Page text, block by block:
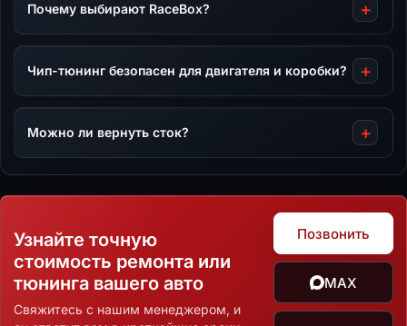
Почему выбирают RaceBox?
Чип-тюнинг безопасен для двигателя и коробки?
Можно ли вернуть сток?
Узнайте точную
стоимость ремонта или
тюнинга вашего авто
Свяжитесь с нашим менеджером, и
Позвонить
MAX